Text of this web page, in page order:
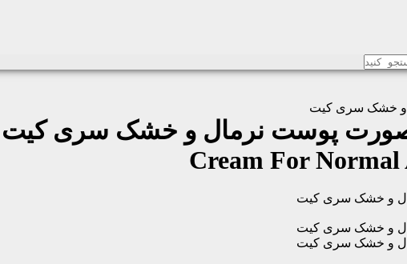
و خشک سری کیت
پوست نرمال و خشک سری کیت
Cream For